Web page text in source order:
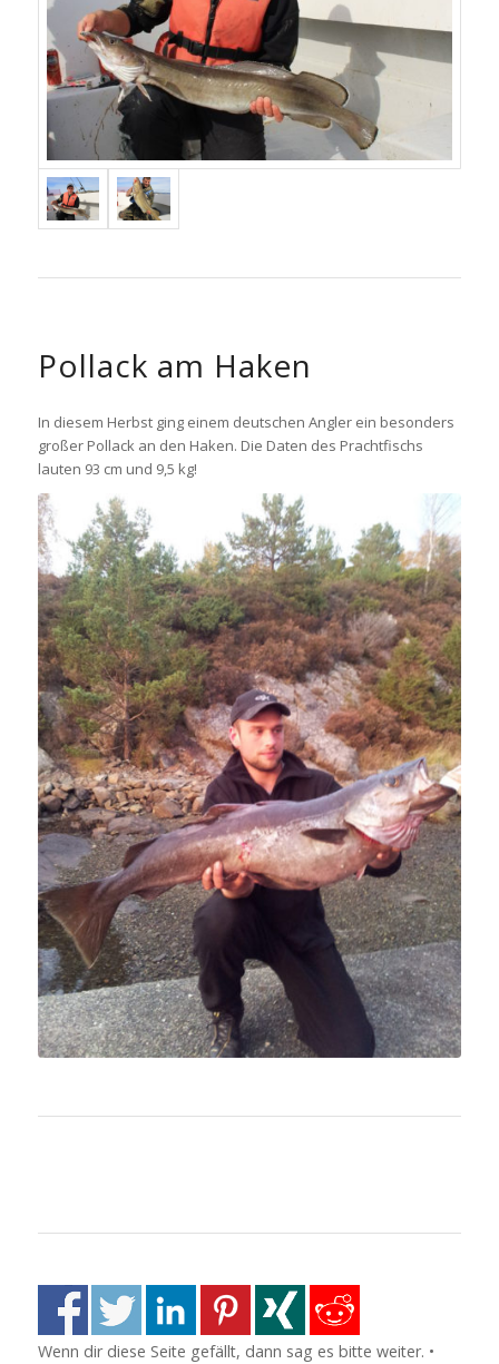
Pollack am Haken
In diesem Herbst ging einem deutschen Angler ein besonders
großer Pollack an den Haken. Die Daten des Prachtfischs
lauten 93 cm und 9,5 kg!
Wenn dir diese Seite gefällt, dann sag es bitte weiter. •